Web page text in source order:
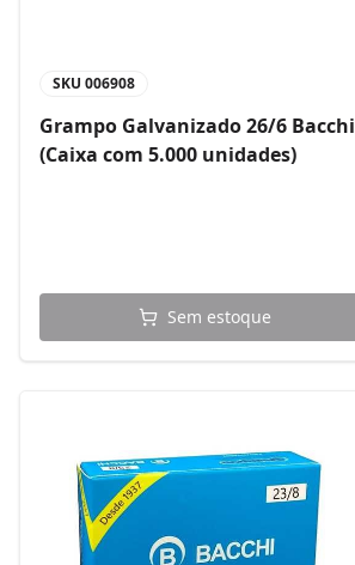
SKU 006908
Grampo Galvanizado 26/6 Bacchi
(Caixa com 5.000 unidades)
Sem estoque